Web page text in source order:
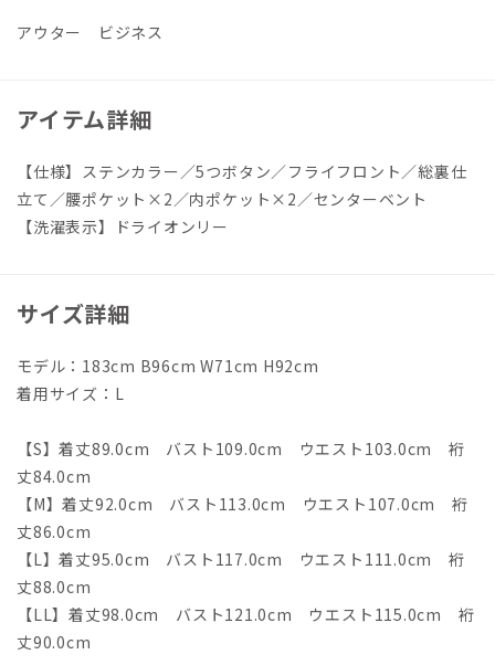
アウター ビジネス
アイテム詳細
【仕様】ステンカラー／5つボタン／フライフロント／総裏仕
立て／腰ポケット×2／内ポケット×2／センターベント
【洗濯表示】ドライオンリー
サイズ詳細
モデル：183cm B96cm W71cm H92cm
着用サイズ：L
【S】着丈89.0cm バスト109.0cm ウエスト103.0cm 裄
丈84.0cm
【M】着丈92.0cm バスト113.0cm ウエスト107.0cm 裄
丈86.0cm
【L】着丈95.0cm バスト117.0cm ウエスト111.0cm 裄
丈88.0cm
【LL】着丈98.0cm バスト121.0cm ウエスト115.0cm 裄
丈90.0cm